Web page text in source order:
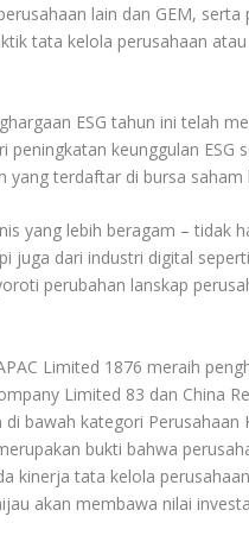
lain dan GEM,
tata kelola perusahaan
ESG tahun ini telah
keunggulan ESG
yang terdaftar di bursa saham
yang lebih beragam – tidak
juga dari industri digital
perubahan lanskap
Limited 1876 meraih
Limited 83 dan China
bawah kategori Perusahaan
bukti bahwa
kinerja tata kelola
akan membawa nilai